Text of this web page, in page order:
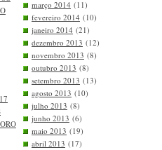
março 2014 (11)
fevereiro 2014 (10)
janeiro 2014 (21)
dezembro 2013 (12)
novembro 2013 (8)
outubro 2013 (8)
setembro 2013 (13)
agosto 2013 (10)
julho 2013 (8)
junho 2013 (6)
maio 2013 (19)
abril 2013 (17)